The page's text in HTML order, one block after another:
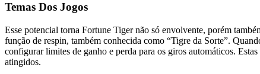
Temas Dos Jogos
Esse potencial torna Fortune Tiger não só envolvente, porém
função de respin, também conhecida como “Tigre da Sorte”.
configurar limites de ganho e perda para os giros automáticos.
atingidos.